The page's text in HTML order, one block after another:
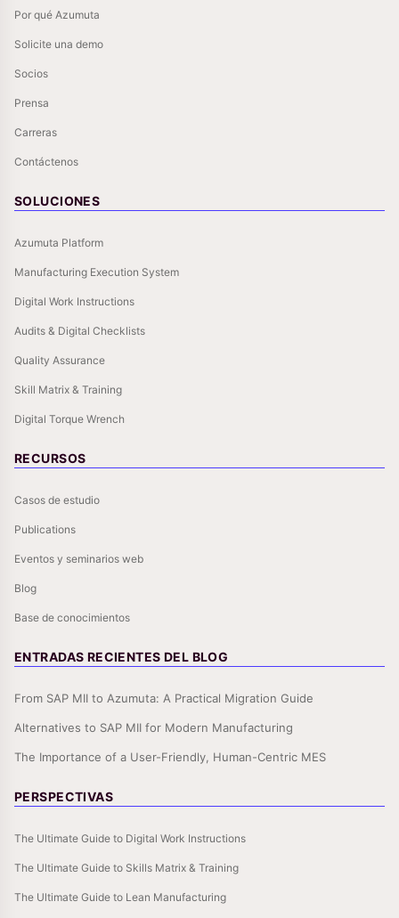
Por qué Azumuta
Solicite una demo
Socios
Prensa
Carreras
Contáctenos
SOLUCIONES
Azumuta Platform
Manufacturing Execution System
Digital Work Instructions
Audits & Digital Checklists
Quality Assurance
Skill Matrix & Training
Digital Torque Wrench
RECURSOS
Casos de estudio
Publications
Eventos y seminarios web
Blog
Base de conocimientos
ENTRADAS RECIENTES DEL BLOG
From SAP MII to Azumuta: A Practical Migration Guide
Alternatives to SAP MII for Modern Manufacturing
The Importance of a User-Friendly, Human-Centric MES
PERSPECTIVAS
The Ultimate Guide to Digital Work Instructions
The Ultimate Guide to Skills Matrix & Training
The Ultimate Guide to Lean Manufacturing